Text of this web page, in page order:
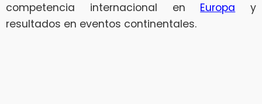
competencia internacional en Europa y
resultados en eventos continentales.